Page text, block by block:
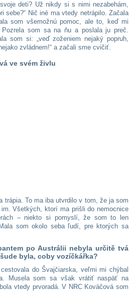
deti? Už nikdy si s nimi nezabehám,
sebe?“ Nič iné ma vtedy netrápilo. Začala
som všemožnú pomoc, ale to, keď mi
som sa na ňu a poslala ju preč.
som si: „veď zoženiem nejaký popruh,
zvládnem!“ a začali sme cvičiť.
To ma iba utvrdilo v tom, že ja som
Všetkých, ktorí ma prišli do nemocnice
– niekto si pomyslí, že som to len
som okolo seba ľudí, pre ktorých sa
po Austrálii nebyla určitě tvá
byla, coby vozíčkářka?
do Švajčiarska, veľmi mi chýbal
Musela som sa však vrátiť naspäť na
vtedy prvoradá. V NRC Kováčová som